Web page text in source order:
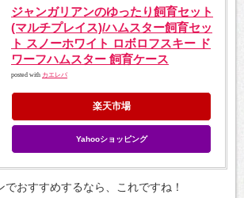
ジャンガリアンのゆったり飼育セット
(マルチプレイス)/ハムスター飼育セッ
ト スノーホワイト ロボロフスキー ド
ワーフハムスター 飼育ケース
posted with カエレバ
楽天市場
Yahooショッピング
おすすめするなら、これですね！